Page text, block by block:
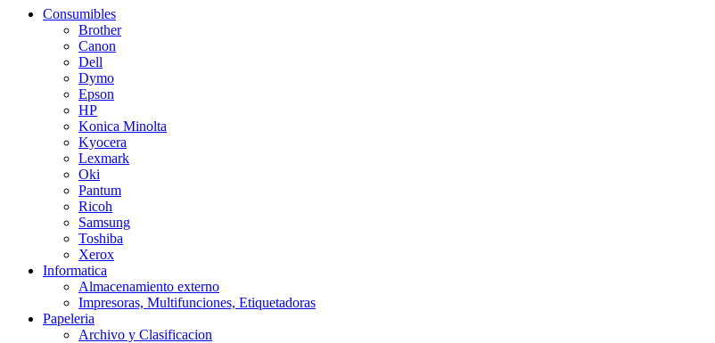
Consumibles
Brother
Canon
Dell
Dymo
Epson
HP
Konica Minolta
Kyocera
Lexmark
Oki
Pantum
Ricoh
Samsung
Toshiba
Xerox
Informatica
Almacenamiento externo
Impresoras, Multifunciones, Etiquetadoras
Papeleria
Archivo y Clasificacion